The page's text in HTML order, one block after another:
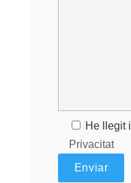
He llegit
Privacitat